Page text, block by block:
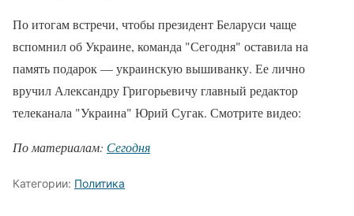
По итогам встречи, чтобы президент Беларуси чаще
вспомнил об Украине, команда "Сегодня" оставила на
память подарок — украинскую вышиванку. Ее лично
вручил Александру Григорьевичу главный редактор
телеканала "Украина" Юрий Сугак. Смотрите видео:
По материалам: Сегодня
Категории: Политика